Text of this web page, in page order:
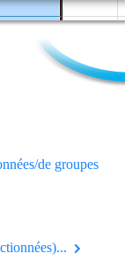
de groupes